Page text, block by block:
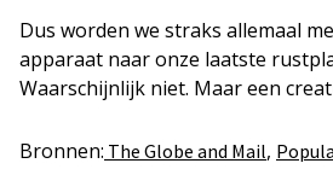
Dus worden we straks allemaal
apparaat naar onze laatste
Waarschijnlijk niet. Maar een
Bronnen: The Globe and Mail,